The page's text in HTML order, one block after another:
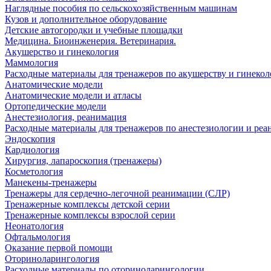
Наглядные пособия по сельскохозяйственным машинам
Кузов и дополнительное оборудование
Детские автогородки и учебные площадки
Медицина. Биоинженерия. Ветеринария.
Акушерство и гинекология
Маммология
Расходные материалы для тренажеров по акушерству и
Анатомические модели
Анатомические модели и атласы
Ортопедические модели
Анестезиология, реанимация
Расходные материалы для тренажеров по анестезиологии и
Эндоскопия
Кардиология
Хирургия, лапароскопия (тренажеры)
Косметология
Манекены-тренажеры
Тренажеры для сердечно-легочной реанимации (СЛР)
Тренажерные комплексы детской серии
Тренажерные комплексы взрослой серии
Неонатология
Офтальмология
Оказание первой помощи
Оториноларингология